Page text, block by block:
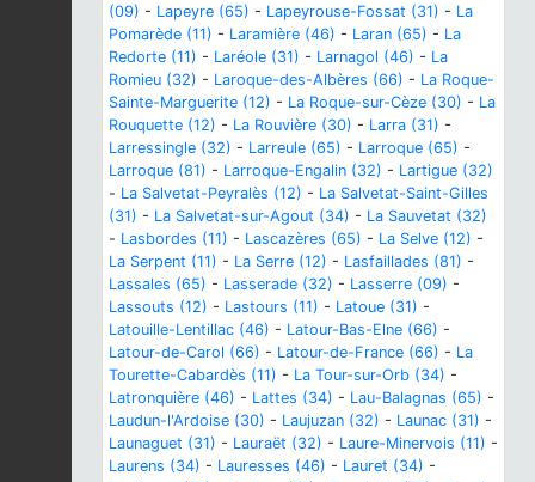
(09) - Lapeyre (65) - Lapeyrouse-Fossat (31) - La
Pomarède (11) - Laramière (46) - Laran (65) - La
Redorte (11) - Laréole (31) - Larnagol (46) - La
Romieu (32) - Laroque-des-Albères (66) - La Roque-
Sainte-Marguerite (12) - La Roque-sur-Cèze (30) - La
Rouquette (12) - La Rouvière (30) - Larra (31) -
Larressingle (32) - Larreule (65) - Larroque (65) -
Larroque (81) - Larroque-Engalin (32) - Lartigue (32)
- La Salvetat-Peyralès (12) - La Salvetat-Saint-Gilles
(31) - La Salvetat-sur-Agout (34) - La Sauvetat (32)
- Lasbordes (11) - Lascazères (65) - La Selve (12) -
La Serpent (11) - La Serre (12) - Lasfaillades (81) -
Lassales (65) - Lasserade (32) - Lasserre (09) -
Lassouts (12) - Lastours (11) - Latoue (31) -
Latouille-Lentillac (46) - Latour-Bas-Elne (66) -
Latour-de-Carol (66) - Latour-de-France (66) - La
Tourette-Cabardès (11) - La Tour-sur-Orb (34) -
Latronquière (46) - Lattes (34) - Lau-Balagnas (65) -
Laudun-l'Ardoise (30) - Laujuzan (32) - Launac (31) -
Launaguet (31) - Lauraët (32) - Laure-Minervois (11) -
Laurens (34) - Lauresses (46) - Lauret (34) -